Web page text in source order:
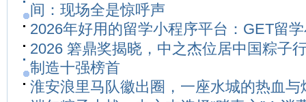
间：现场全是惊呼声
2026年好用的留学小程序平台：GET留
2026 箬鼎奖揭晓，中之杰位居中国粽子
制造十强榜首
淮安浪里马队徽出圈，一座水城的热血与